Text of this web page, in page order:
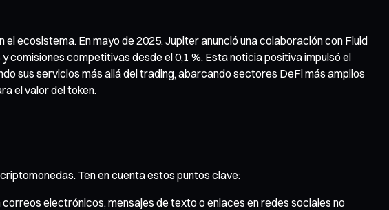
ecosistema. En mayo de 2025, Jupiter anunció una colaboración con Fluid
competitivas desde el 0,1 %. Esta noticia positiva impulsó el
sus servicios más allá del trading, abarcando sectores DeFi más amplios
el valor del token.
Ten en cuenta estos puntos clave:
electrónicos, mensajes de texto o enlaces en redes sociales no